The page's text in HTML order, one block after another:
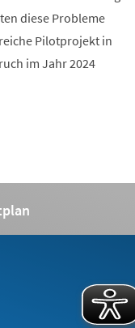
diese Probleme
Pilotprojekt in
im Jahr 2024